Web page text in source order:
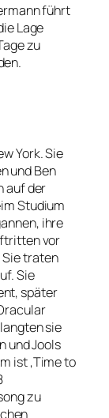
führt
Lage
zu
York. Sie
und Ben
auf der
Studium
ihre
vor
traten
Sie
später
sie
und Jools
ist ‚Time to
zu